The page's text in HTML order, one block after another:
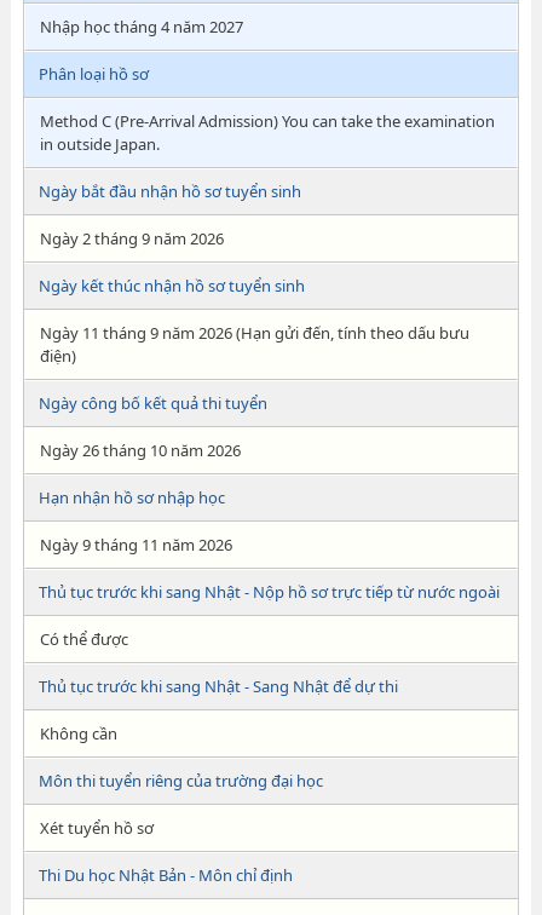
Nhập học tháng 4 năm 2027
Phân loại hồ sơ
Method C (Pre-Arrival Admission) You can take the examination
in outside Japan.
Ngày bắt đầu nhận hồ sơ tuyển sinh
Ngày 2 tháng 9 năm 2026
Ngày kết thúc nhận hồ sơ tuyển sinh
Ngày 11 tháng 9 năm 2026 (Hạn gửi đến, tính theo dấu bưu
điện)
Ngày công bố kết quả thi tuyển
Ngày 26 tháng 10 năm 2026
Hạn nhận hồ sơ nhập học
Ngày 9 tháng 11 năm 2026
Thủ tục trước khi sang Nhật - Nộp hồ sơ trực tiếp từ nước ngoài
Có thể được
Thủ tục trước khi sang Nhật - Sang Nhật để dự thi
Không cần
Môn thi tuyển riêng của trường đại học
Xét tuyển hồ sơ
Thi Du học Nhật Bản - Môn chỉ định